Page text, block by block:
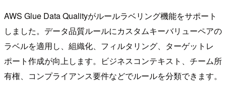
AWS Glue Data Qualityがルールラベリング機能をサポート
しました。データ品質ルールにカスタムキーバリューペアの
ラベルを適用し、組織化、フィルタリング、ターゲットレ
ポート作成が向上します。ビジネスコンテキスト、チーム所
有権、コンプライアンス要件などでルールを分類できます。